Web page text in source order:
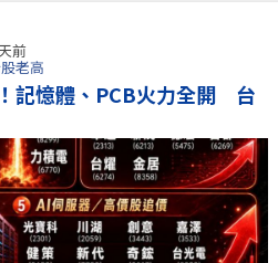
前
老高
記憶體、PCB火力全開 台